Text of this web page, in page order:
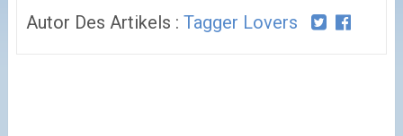
Autor Des Artikels : Tagger Lovers